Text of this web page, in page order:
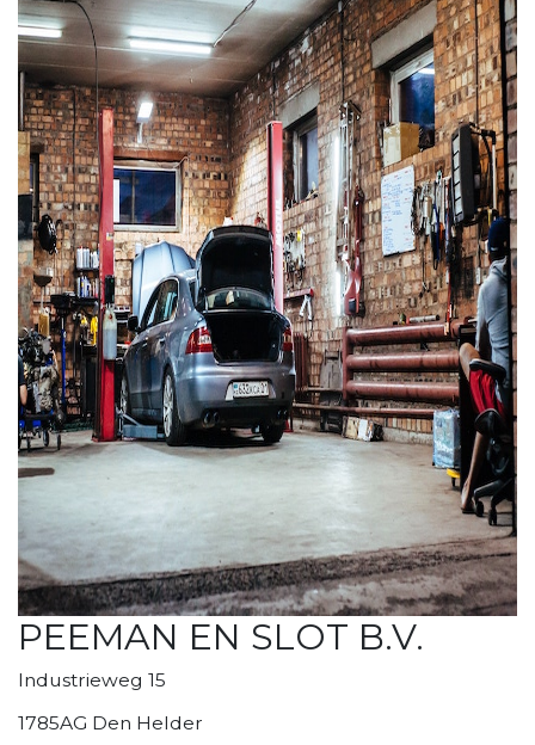
PEEMAN EN SLOT B.V.
Industrieweg 15
1785AG Den Helder